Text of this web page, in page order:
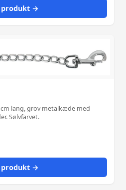
produkt →
lang, grov metalkæde med
karabinhager på begge sider. Sølvfarvet.
produkt →